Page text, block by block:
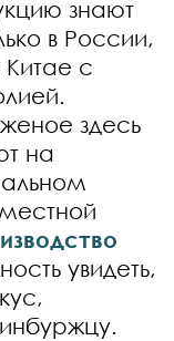
знают
в России,
Китае с
здесь
на
увидеть,